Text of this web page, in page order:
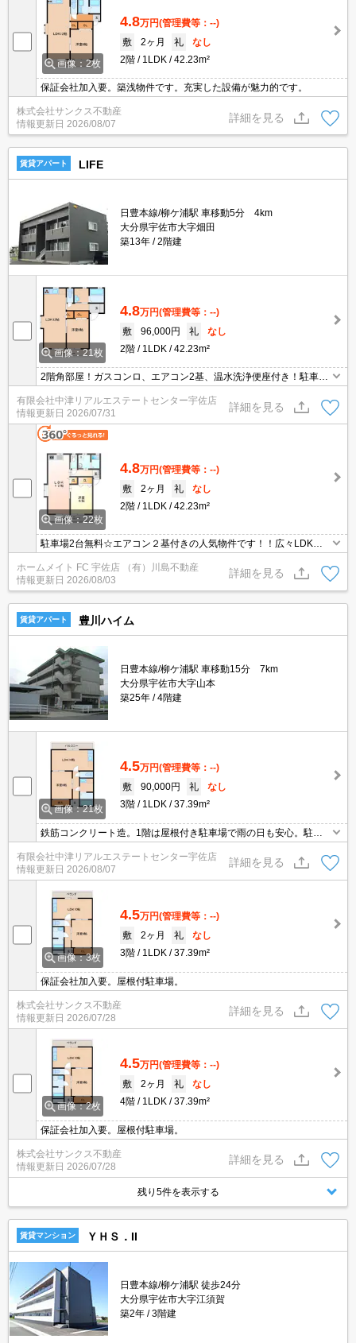
画像：2枚
4.8万円(管理費等：--)
敷
2ヶ月 礼
なし
2階
1LDK 42.23m²
保証会社加入要。築浅物件です。充実した設備が魅力的です。
株式会社サンクス不動産
情報更新日 2026/08/07
詳細を見る
賃貸アパート LIFE
日豊本線/柳ケ浦駅 車移動5分 4km
大分県宇佐市大字畑田
築13年
2階建
画像：21枚
4.8万円(管理費等：--)
敷
96,000円 礼
なし
2階
1LDK 42.23m²
2階角部屋！ガスコンロ、エアコン2基、温水洗浄便座付き！駐車場
2台無料、スーパーやドラッグストア、コンビニなどにも行きやす
い立地です。
有限会社中津リアルエステートセンター宇佐店
情報更新日 2026/07/31
詳細を見る
画像：22枚
4.8万円(管理費等：--)
敷
2ヶ月 礼
なし
2階
1LDK 42.23m²
駐車場2台無料☆エアコン２基付きの人気物件です！！広々LDKは2
面採光なので日当たり良好♪シューズボックスやクローゼット付き♪
全室角部屋！是非一度お問い合わせください！！
ホームメイト FC 宇佐店 （有）川島不動産
情報更新日 2026/08/03
詳細を見る
賃貸アパート 豊川ハイム
日豊本線/柳ケ浦駅 車移動15分 7km
大分県宇佐市大字山本
築25年
4階建
画像：21枚
4.5万円(管理費等：--)
敷
90,000円 礼
なし
3階
1LDK 37.39m²
鉄筋コンクリート造。1階は屋根付き駐車場で雨の日も安心。駐車
場1台無料。バス・トイレ別、エアコン1基付き。
有限会社中津リアルエステートセンター宇佐店
情報更新日 2026/08/07
詳細を見る
画像：3枚
4.5万円(管理費等：--)
敷
2ヶ月 礼
なし
3階
1LDK 37.39m²
保証会社加入要。屋根付駐車場。
株式会社サンクス不動産
情報更新日 2026/07/28
詳細を見る
画像：2枚
4.5万円(管理費等：--)
敷
2ヶ月 礼
なし
4階
1LDK 37.39m²
保証会社加入要。屋根付駐車場。
株式会社サンクス不動産
情報更新日 2026/07/28
詳細を見る
残り5件を表示する
賃貸マンション ＹＨＳ．II
日豊本線/柳ケ浦駅 徒歩24分
大分県宇佐市大字江須賀
築2年
3階建